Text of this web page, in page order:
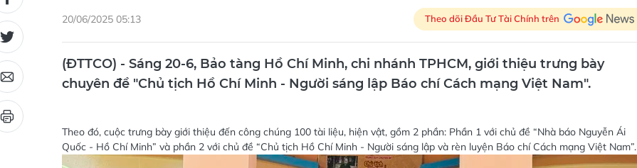
20/06/2025 05:13 Theo dõi Đầu Tư Tài Chính trên
(ĐTTCO) - Sáng 20-6, Bảo tàng Hồ Chí Minh, chi nhánh TPHCM, giới thiệu trưng bày
chuyên đề "Chủ tịch Hồ Chí Minh - Người sáng lập Báo chí Cách mạng Việt Nam".
Theo đó, cuộc trưng bày giới thiệu đến công chúng 100 tài liệu, hiện vật, gồm 2 phần: Phần 1 với chủ đề “Nhà báo Nguyễn Ái
Quốc - Hồ Chí Minh” và phần 2 với chủ đề “Chủ tịch Hồ Chí Minh - Người sáng lập và rèn luyện Báo chí Cách mạng Việt Nam”.